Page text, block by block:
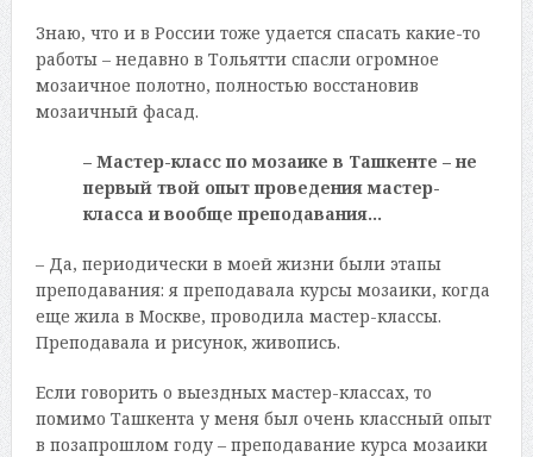
Знаю, что и в России тоже удается спасать какие-то
работы – недавно в Тольятти спасли огромное
мозаичное полотно, полностью восстановив
мозаичный фасад.
– Мастер-класс по мозаике в Ташкенте – не
первый твой опыт проведения мастер-
класса и вообще преподавания…
– Да, периодически в моей жизни были этапы
преподавания: я преподавала курсы мозаики, когда
еще жила в Москве, проводила мастер-классы.
Преподавала и рисунок, живопись.
Если говорить о выездных мастер-классах, то
помимо Ташкента у меня был очень классный опыт
в позапрошлом году – преподавание курса мозаики